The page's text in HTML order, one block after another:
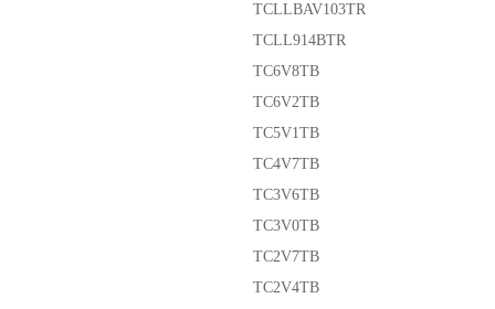
TCLLBAV103TR
TCLL914BTR
TC6V8TB
TC6V2TB
TC5V1TB
TC4V7TB
TC3V6TB
TC3V0TB
TC2V7TB
TC2V4TB